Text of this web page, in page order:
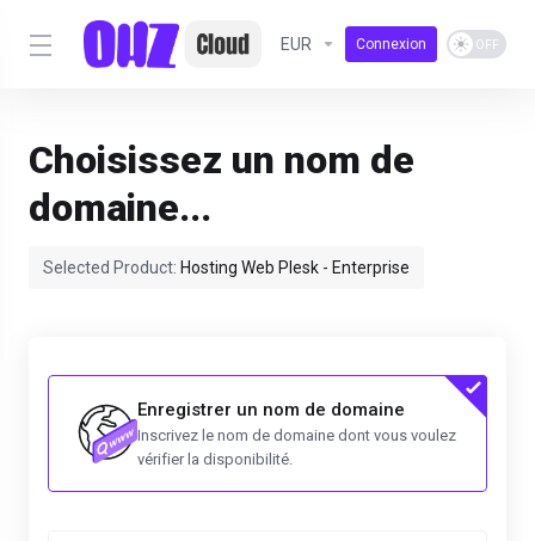
EUR Connexion
Choisissez un nom de
domaine...
Selected Product: Hosting Web Plesk - Enterprise
Enregistrer un nom de domaine
Inscrivez le nom de domaine dont vous voulez
vérifier la disponibilité.